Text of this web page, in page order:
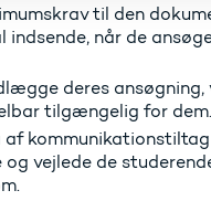
til den
når de
deres
tilgængelig for dem.
kommunikationstiltag
vejlede de